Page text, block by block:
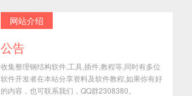
网站介绍
公告
收集整理钢结构软件,工具,插件,教程等,同时有多位
软件开发者在本站分享资料及软件教程,如果你有好
的内容，也可联系我们，QQ群2308380。